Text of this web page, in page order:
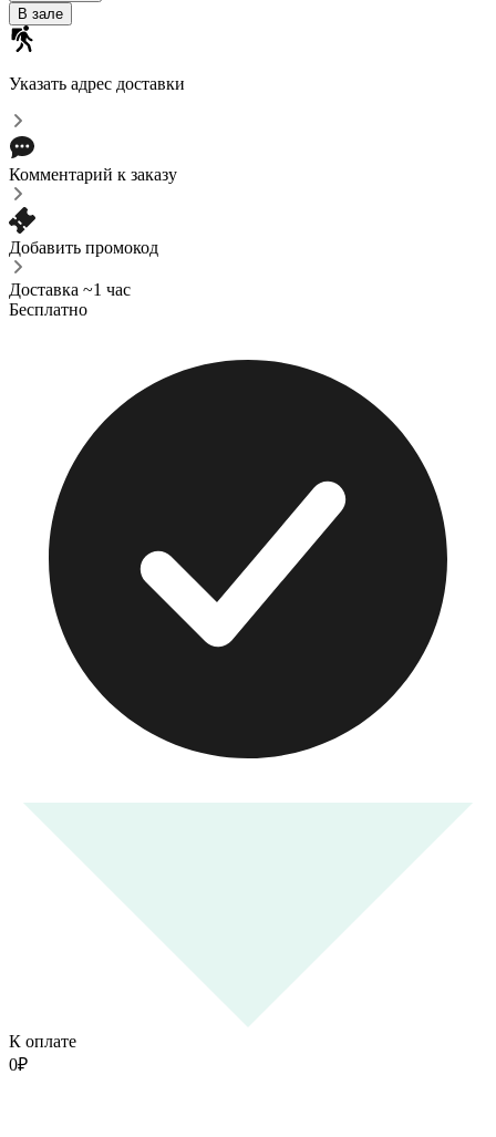
В зале
Указать адрес доставки
Комментарий к заказу
Добавить промокод
Доставка ~1 час
Бесплатно
К оплате
0₽